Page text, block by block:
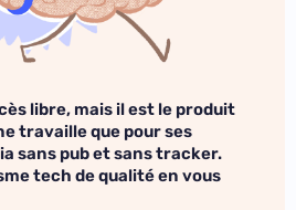
libre, mais il est le produit
travaille que pour ses
sans pub et sans tracker.
tech de qualité en vous